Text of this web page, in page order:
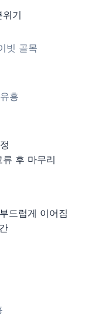
기
빗 골목
흥
후 마무리
드럽게 이어짐